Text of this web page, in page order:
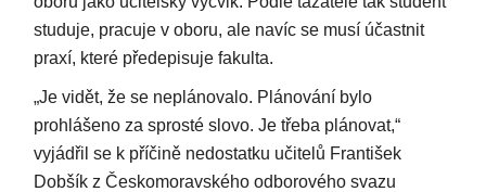
studuje, pracuje v oboru, ale navíc se musí účastnit
praxí, které předepisuje fakulta.
„Je vidět, že se neplánovalo. Plánování bylo
prohlášeno za sprosté slovo. Je třeba plánovat,“
vyjádřil se k příčině nedostatku učitelů František
Dobšík z Českomoravského odborového svazu